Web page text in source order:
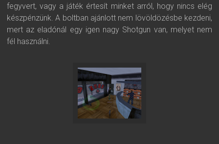
fegyvert, vagy a játék értesít minket arról, hogy nincs elég
készpénzünk. A boltban ajánlott nem lövöldözésbe kezdeni,
mert az eladónál egy igen nagy Shotgun van, melyet nem
fél használni.